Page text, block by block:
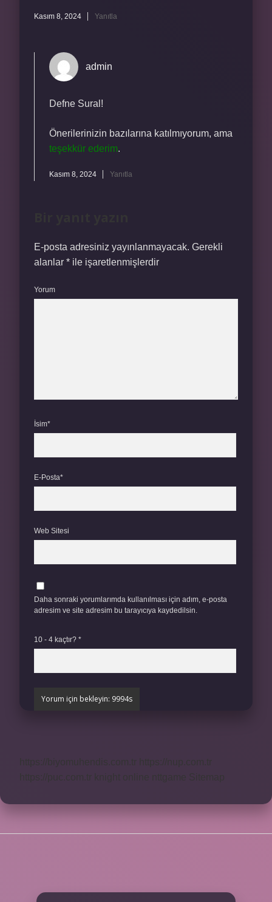
Kasım 8, 2024 Yanıtla
admin
Defne Sural!
Önerilerinizin bazılarına katılmıyorum, ama
teşekkür ederim.
Kasım 8, 2024 Yanıtla
E-posta adresiniz yayınlanmayacak. Gerekli
alanlar * ile işaretlenmişlerdir
Yorum
İsim*
E-Posta*
Web Sitesi
Daha sonraki yorumlarımda kullanılması için adım, e-posta
adresim ve site adresim bu tarayıcıya kaydedilsin.
10 - 4 kaçtır? *